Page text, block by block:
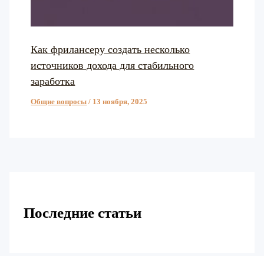
Как фрилансеру создать несколько
источников дохода для стабильного
заработка
Общие вопросы / 13 ноября, 2025
Последние статьи